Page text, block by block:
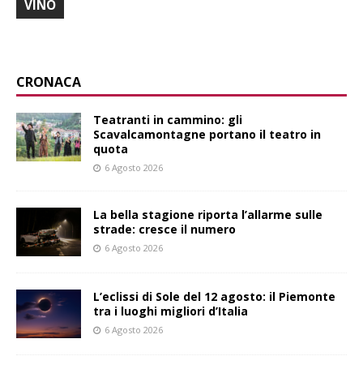
VINO
CRONACA
Teatranti in cammino: gli
Scavalcamontagne portano il teatro in
quota
6 Agosto 2026
La bella stagione riporta l’allarme sulle
strade: cresce il numero
6 Agosto 2026
L’eclissi di Sole del 12 agosto: il Piemonte
tra i luoghi migliori d’Italia
6 Agosto 2026